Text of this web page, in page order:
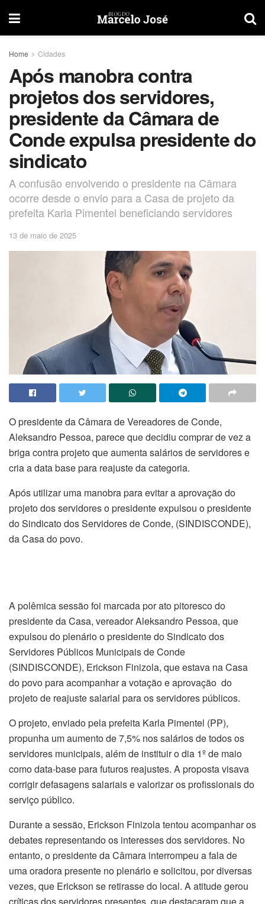
Home Cidades
Após manobra contra
projetos dos servidores,
presidente da Câmara de
Conde expulsa presidente do
sindicato
A confusão envolvendo o presidente na Câmara
ocorre desde o envio para a Casa de projeto da
prefeita Karla Pimentel beneficiando servidores
13 de maio de 2025
O presidente da Câmara de Vereadores de Conde,
Aleksandro Pessoa, parece que decidiu comprar de vez a
briga contra projeto que aumenta salários de servidores e
cria a data base para reajuste da categoria.
Após utilizar uma manobra para evitar a aprovação do
projeto dos servidores o presidente expulsou o presidente
do Sindicato dos Servidores de Conde, (SINDISCONDE),
da Casa do povo.
A polêmica sessão foi marcada por ato pitoresco do
presidente da Casa, vereador Aleksandro Pessoa, que
expulsou do plenário o presidente do Sindicato dos
Servidores Públicos Municipais de Conde
(SINDISCONDE), Erickson Finizola, que estava na Casa
do povo para acompanhar a votação e aprovação do
projeto de reajuste salarial para os servidores públicos.
O projeto, enviado pela prefeita Karla Pimentel (PP),
propunha um aumento de 7,5% nos salários de todos os
servidores municipais, além de instituir o dia 1º de maio
como data-base para futuros reajustes. A proposta visava
corrigir defasagens salariais e valorizar os profissionais do
serviço público.
Durante a sessão, Erickson Finizola tentou acompanhar os
debates representando os interesses dos servidores. No
entanto, o presidente da Câmara interrompeu a fala de
uma oradora presente no plenário e solicitou, por diversas
vezes, que Erickson se retirasse do local. A atitude gerou